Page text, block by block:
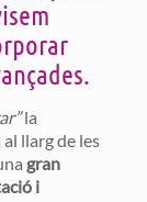
la
llarg de les
gran
i